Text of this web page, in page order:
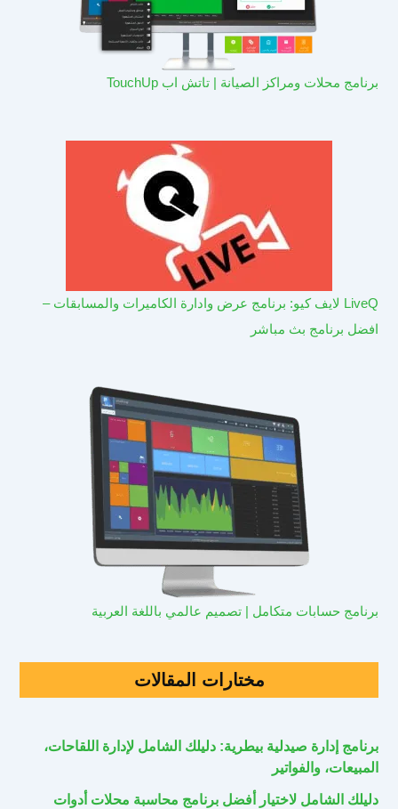
برنامج محلات ومراكز الصيانة | تاتش اب TouchUp
LiveQ لايف كيو: برنامج عرض وادارة الكاميرات والمسابقات –
افضل برنامج بث مباشر
برنامج حسابات متكامل | تصميم عالمي باللغة العربية
مختارات المقالات
برنامج إدارة صيدلية بيطرية: دليلك الشامل لإدارة اللقاحات،
المبيعات، والفواتير
دليلك الشامل لاختيار أفضل برنامج محاسبة محلات أدوات